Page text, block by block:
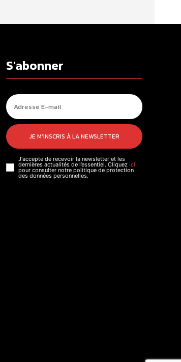
S'abonner
JE M'INSCRIS À LA NEWSLETTER
J'accepte de recevoir la newsletter et les
dernières actualités de l’essentiel. Cliquez ici
pour consulter notre politique de protection
des données personnelles.